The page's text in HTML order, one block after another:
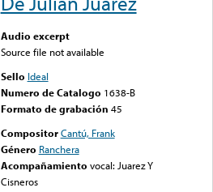
Audio excerpt
Source file not available
Sello Ideal
Numero de Catalogo 1638-B
Formato de grabación 45
Compositor Cantú, Frank
Género Ranchera
Acompañamiento vocal: Juarez Y
Cisneros